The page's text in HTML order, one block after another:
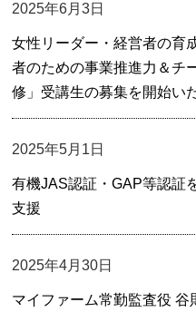
2025年6月3日
女性リーダー・経営者の育
者のための事業推進力＆チ
修」受講生の募集を開始い
2025年5月1日
有機JAS認証・GAP等認証
支援
2025年4月30日
マイファーム常勤監査役